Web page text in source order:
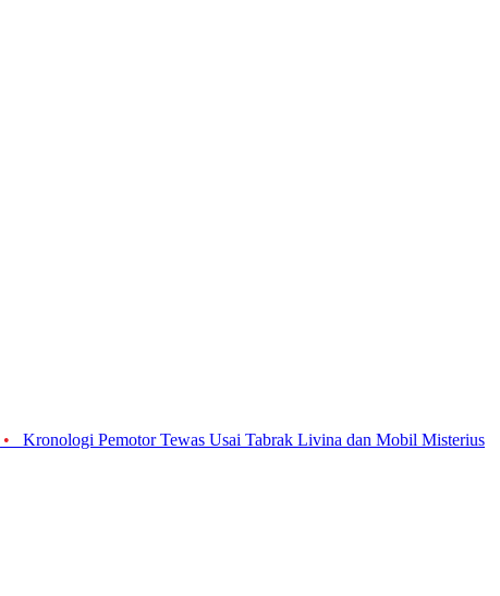
•
Kronologi Pemotor Tewas Usai Tabrak Livina dan Mobil Misterius